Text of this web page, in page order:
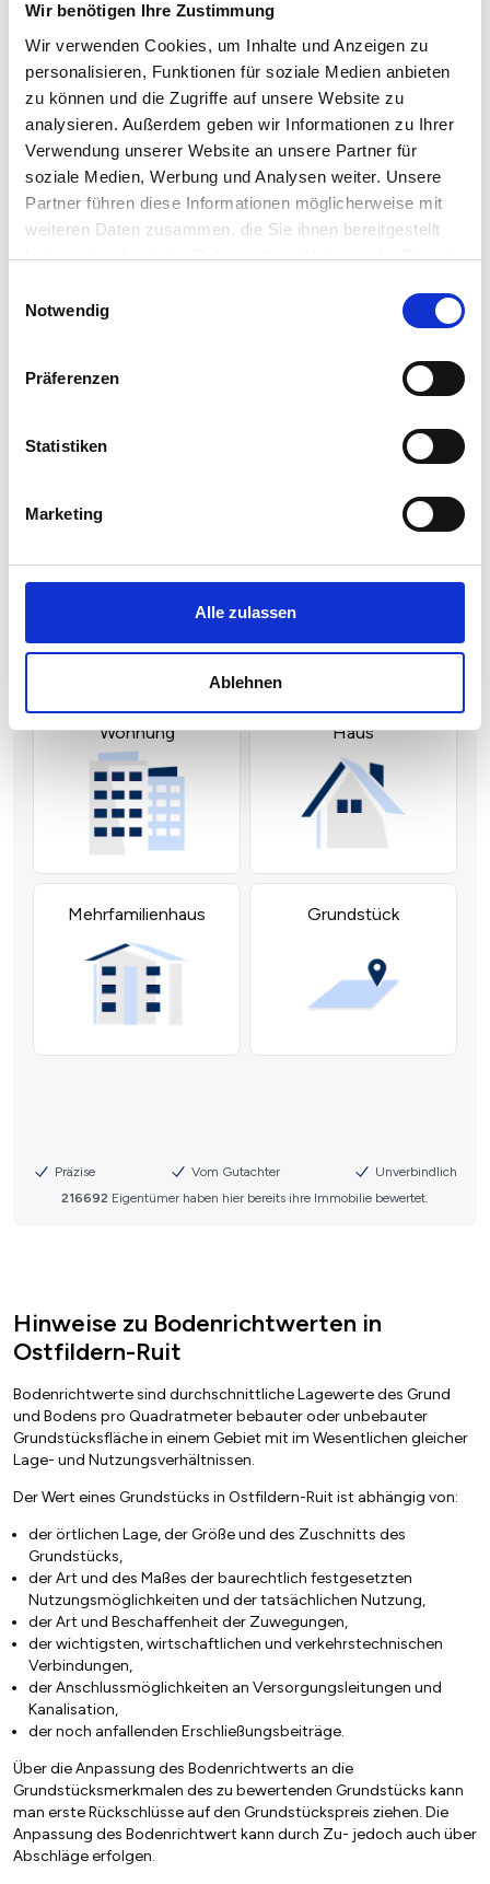
Wir benötigen Ihre Zustimmung
Wir verwenden Cookies, um Inhalte und Anzeigen zu
personalisieren, Funktionen für soziale Medien anbieten
zu können und die Zugriffe auf unsere Website zu
analysieren. Außerdem geben wir Informationen zu Ihrer
Verwendung unserer Website an unsere Partner für
soziale Medien, Werbung und Analysen weiter. Unsere
Partner führen diese Informationen möglicherweise mit
weiteren Daten zusammen, die Sie ihnen bereitgestellt
haben oder die sie im Rahmen Ihrer Nutzung der Dienste
Notwendig
Präferenzen
Statistiken
Marketing
Alle zulassen
Ablehnen
Hinweise zu Bodenrichtwerten in
Ostfildern-Ruit
Bodenrichtwerte sind durchschnittliche Lagewerte des Grund
und Bodens pro Quadratmeter bebauter oder unbebauter
Grundstücksfläche in einem Gebiet mit im Wesentlichen gleicher
Lage- und Nutzungsverhältnissen.
Der Wert eines Grundstücks in Ostfildern-Ruit ist abhängig von:
der örtlichen Lage, der Größe und des Zuschnitts des
Grundstücks,
der Art und des Maßes der baurechtlich festgesetzten
Nutzungsmöglichkeiten und der tatsächlichen Nutzung,
der Art und Beschaffenheit der Zuwegungen,
der wichtigsten, wirtschaftlichen und verkehrstechnischen
Verbindungen,
der Anschlussmöglichkeiten an Versorgungsleitungen und
Kanalisation,
der noch anfallenden Erschließungsbeiträge.
Über die Anpassung des Bodenrichtwerts an die
Grundstücksmerkmalen des zu bewertenden Grundstücks kann
man erste Rückschlüsse auf den Grundstückspreis ziehen. Die
Anpassung des Bodenrichtwert kann durch Zu- jedoch auch über
Abschläge erfolgen.